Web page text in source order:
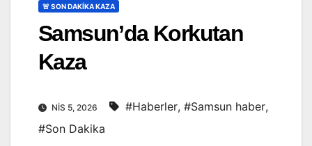
🚨 SON DAKİKA KAZA
Samsun’da Korkutan
Kaza
NIS 5, 2026 #Haberler, #Samsun haber,
#Son Dakika